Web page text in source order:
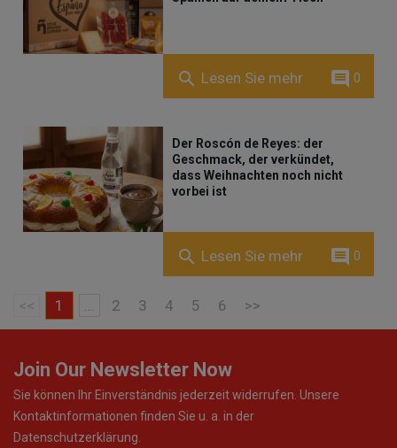
search Lesen Sie mehr comment 0
Der Roscón de Reyes: der
Geschmack, der verkündet,
dass Weihnachten noch nicht
vorbei ist
search Lesen Sie mehr comment 0
<< 1 2 3 4 5 6 >>
Join Our Newsletter Now
Sie können Ihr Einverständnis jederzeit widerrufen. Unsere
Kontaktinformationen finden Sie u. a. in der
Datenschutzerklärung.